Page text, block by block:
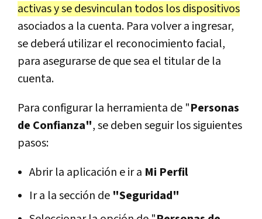
activas y se desvinculan todos los dispositivos
asociados a la cuenta. Para volver a ingresar,
se deberá utilizar el reconocimiento facial,
para asegurarse de que sea el titular de la
cuenta.
Para configurar la herramienta de "Personas
de Confianza", se deben seguir los siguientes
pasos:
Abrir la aplicación e ir a Mi Perfil
Ir a la sección de "Seguridad"